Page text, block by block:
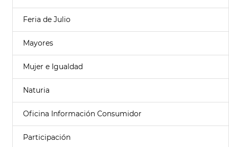
Feria de Julio
Mayores
Mujer e Igualdad
Naturia
Oficina Información Consumidor
Participación